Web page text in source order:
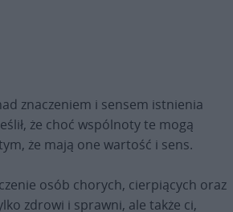
znaczeniem i sensem istnienia
że choć wspólnoty te mogą
że mają one wartość i sens.
osób chorych, cierpiących oraz
zdrowi i sprawni, ale także ci,